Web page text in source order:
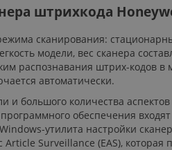
штрихкода
сканирования:
модели, вес сканера
распознавания штрих-кодов
автоматически.
и большого количества
обеспечения
утилита настройки
Surveillance (EAS),